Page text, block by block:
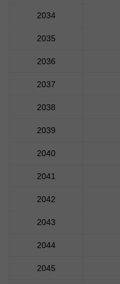
2034
2035
2036
2037
2038
2039
2040
2041
2042
2043
2044
2045